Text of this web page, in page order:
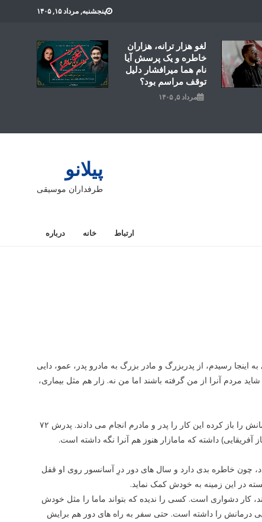
پنجشنبه, مرداد ۱۵, ۱۴۰۵
لغو هزار ترانه، هزاران
خاطره و یک پرسش آیا
نام هما میرافشار دلیل
توقف مراسم بود؟
مرداد ۵, ۱۴۰۵
پیلانو
طرفداران موسیقی
ارتباط خانه درباره
رسیدم، از پدربزرگ و مادر بزرگ به مادرو پدر، عمو، دایی
مردم آنرا از من گرفته باشند اما من نه. زار هم مثل بیماری،
به گزارش پیلانو به نقل از ایسنا، ماما کاظمیه، مامای زار است و از زمانی که چشمانش را باز کرده این کار را پدر و مادرم انجام می دادند. پدرش ۷۲
آفریقایی) داشته که مامازار هنوز هم آنرا نگه داشته است.
گردد، چون خاطره بدی دارد و سال های دور درِ آسانسور روی او قفل
در این زمینه به خودش کمک نماید.
کار دشواری است. کسی را ندیده که بتواند ماما را مثل خودش
از فوت آن می گذرد، توانایی درمانش را داشته است. حتی سفر به راه های دور هم برایش